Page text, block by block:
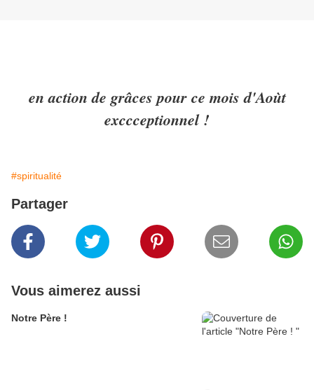
en action de grâces pour ce mois d'Aoùt
exccceptionnel !
#spiritualité
Partager
Vous aimerez aussi
Notre Père !